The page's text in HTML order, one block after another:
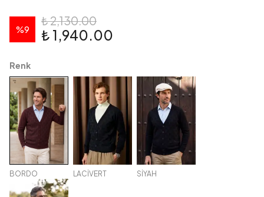
%9
₺ 2,130.00
₺ 1,940.00
Renk
BORDO LACİVERT SİYAH